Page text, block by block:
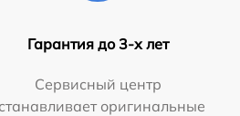
Гарантия до 3-х лет
Сервисный центр
оригинальные